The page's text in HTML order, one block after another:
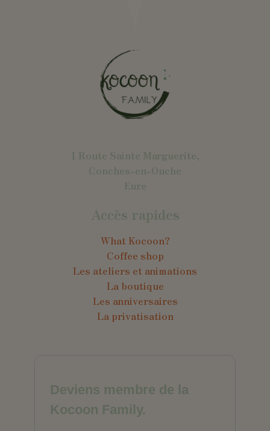
1 Route Sainte Marguerite,
Conches-en-Ouche
Eure
Accès rapides
What Kocoon?
Coffee shop
Les ateliers et animations
La boutique
Les anniversaires
La privatisation
Deviens membre de la
Kocoon Family.